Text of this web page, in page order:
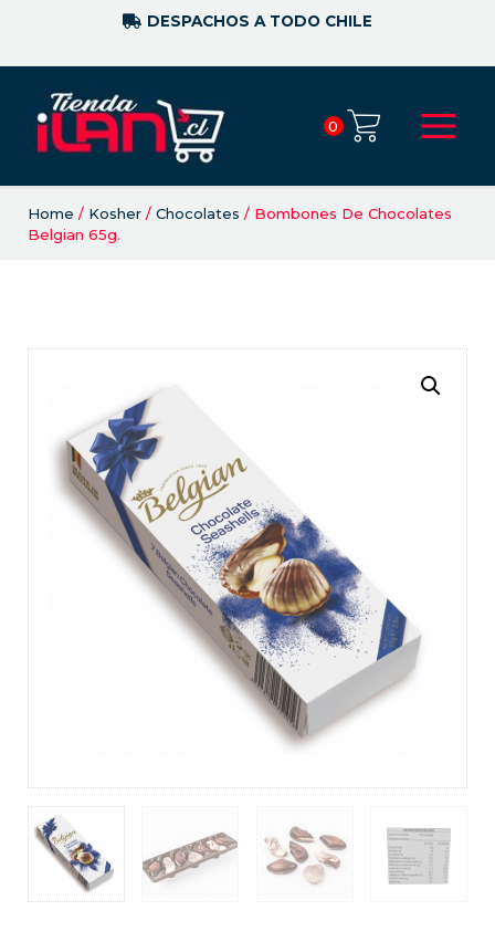
DESPACHOS A TODO CHILE
0
Home / Kosher / Chocolates / Bombones De Chocolates
Belgian 65g.